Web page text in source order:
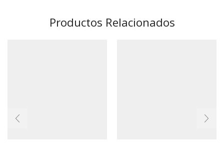
Productos Relacionados